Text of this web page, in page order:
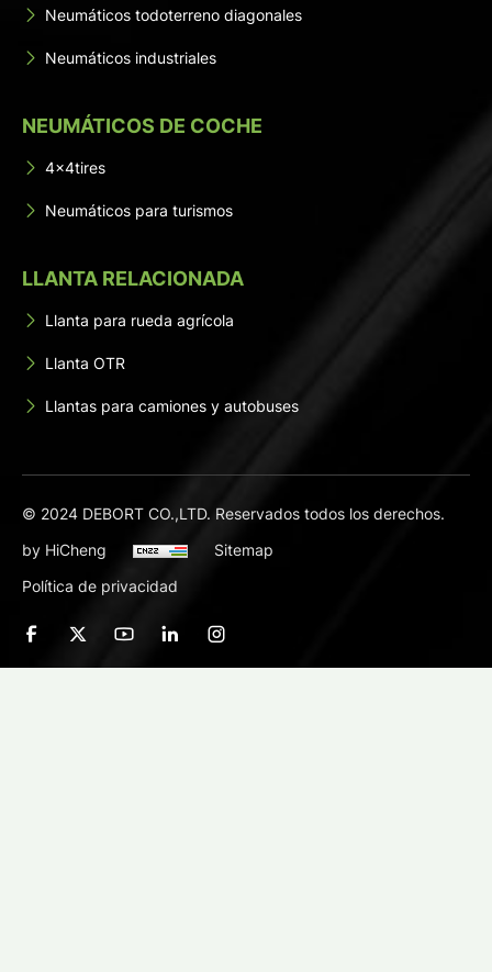
Neumáticos todoterreno diagonales
Neumáticos industriales
NEUMÁTICOS DE COCHE
4x4tires
Neumáticos para turismos
LLANTA RELACIONADA
Llanta para rueda agrícola
Llanta OTR
Llantas para camiones y autobuses
© 2024 DEBORT CO.,LTD. Reservados todos los derechos.
by HiCheng
Sitemap
Política de privacidad